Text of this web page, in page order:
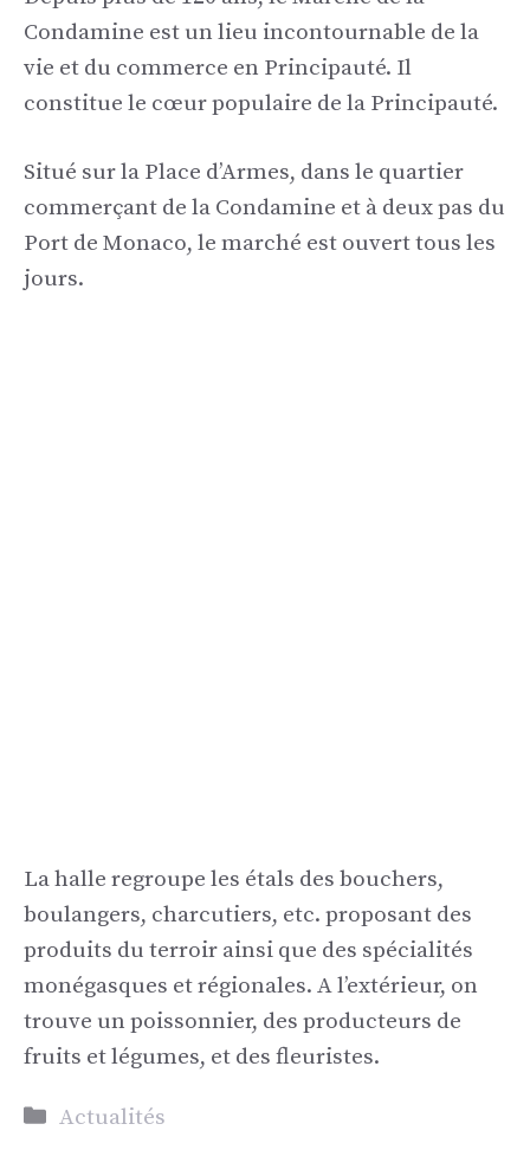
Condamine est un lieu incontournable de la
vie et du commerce en Principauté. Il
constitue le cœur populaire de la Principauté.
Situé sur la Place d’Armes, dans le quartier
commerçant de la Condamine et à deux pas du
Port de Monaco, le marché est ouvert tous les
jours.
La halle regroupe les étals des bouchers,
boulangers, charcutiers, etc. proposant des
produits du terroir ainsi que des spécialités
monégasques et régionales. A l’extérieur, on
trouve un poissonnier, des producteurs de
fruits et légumes, et des fleuristes.
Catégories
Actualités